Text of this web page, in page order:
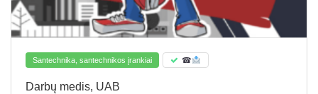
Santechnika, santechnikos įrankiai ☎
Darbų medis, UAB